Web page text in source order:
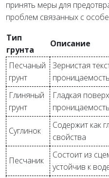
принять меры для
проблем связанных с
Тип
грунта
Описание
Песчаный
грунт
Зернистая
Глиняный
грунт
Гладкая
Суглинок
Содержит как
свойства
Песчаник
Состоит из
устойчив к